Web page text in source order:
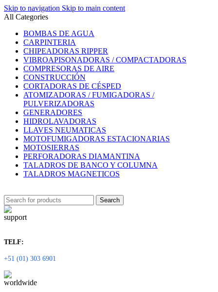
Skip to navigation Skip to main content
All Categories
BOMBAS DE AGUA
CARPINTERIA
CHIPEADORAS RIPPER
VIBROAPISONADORAS / COMPACTADORAS
COMPRESORAS DE AIRE
CONSTRUCCIÓN
CORTADORAS DE CÉSPED
ATOMIZADORAS / FUMIGADORAS /
PULVERIZADORAS
GENERADORES
HIDROLAVADORAS
LLAVES NEUMATICAS
MOTOFUMIGADORAS ESTACIONARIAS
MOTOSIERRAS
PERFORADORAS DIAMANTINA
TALADROS DE BANCO Y COLUMNA
TALADROS MAGNETICOS
Search
TELF:
+51 (01) 303 6901